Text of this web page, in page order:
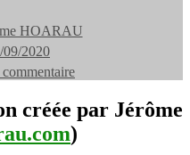
HOARAU
09/2020
La
habitude
pour
gérer
créée par Jérôme
)